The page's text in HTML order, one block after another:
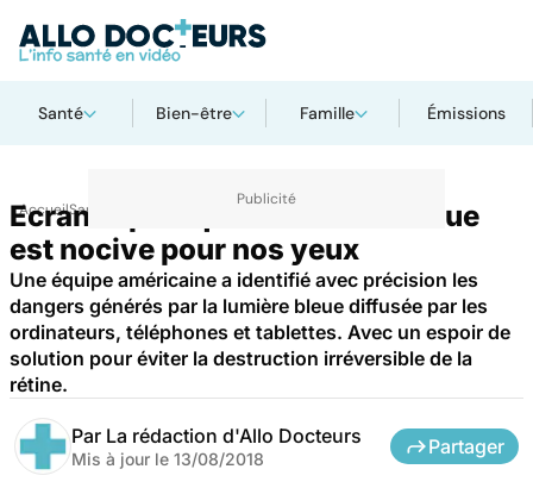
Santé Bien-être Famille Émissions
AccueilSanté
Ecrans : pourquoi la lumière bleue
est nocive pour nos yeux
Une équipe américaine a identifié avec précision les
dangers générés par la lumière bleue diffusée par les
ordinateurs, téléphones et tablettes. Avec un espoir de
solution pour éviter la destruction irréversible de la
rétine.
Par La rédaction d'Allo Docteurs
Mis à jour le 13/08/2018
Partager